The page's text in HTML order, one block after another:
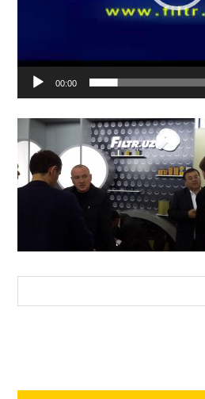
00:00